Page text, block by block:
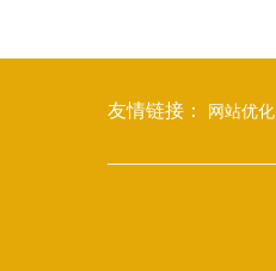
友情链接： 网站优化